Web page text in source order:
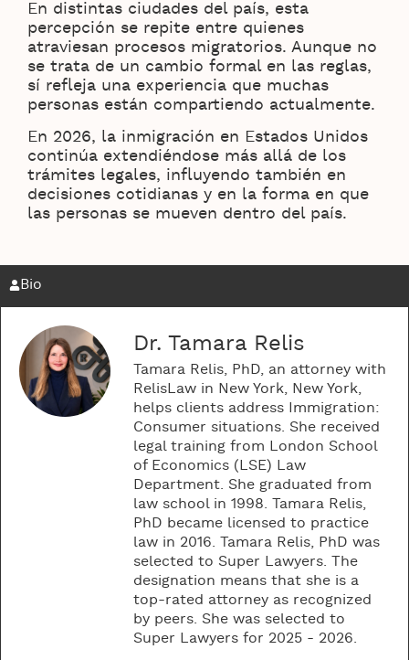
En distintas ciudades del país, esta
percepción se repite entre quienes
atraviesan procesos migratorios. Aunque no
se trata de un cambio formal en las reglas,
sí refleja una experiencia que muchas
personas están compartiendo actualmente.
En 2026, la inmigración en Estados Unidos
continúa extendiéndose más allá de los
trámites legales, influyendo también en
decisiones cotidianas y en la forma en que
las personas se mueven dentro del país.
Bio
Dr. Tamara Relis
Tamara Relis, PhD, an attorney with
RelisLaw in New York, New York,
helps clients address Immigration:
Consumer situations. She received
legal training from London School
of Economics (LSE) Law
Department. She graduated from
law school in 1998. Tamara Relis,
PhD became licensed to practice
law in 2016. Tamara Relis, PhD was
selected to Super Lawyers. The
designation means that she is a
top-rated attorney as recognized
by peers. She was selected to
Super Lawyers for 2025 - 2026.